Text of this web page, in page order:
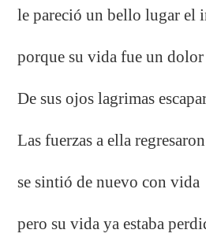
le pareció un bello lugar el
porque su vida fue un dolor
De sus ojos lagrimas
Las fuerzas a ella regresaron
se sintió de nuevo con vida
pero su vida ya estaba